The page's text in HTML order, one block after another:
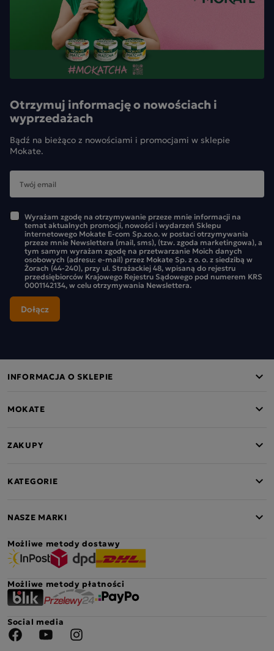
Otrzymuj informację o nowościach i
wyprzedażach
Bądź na bieżąco z nowościami i promocjami w sklepie
Mokate.
Wyrażam zgodę na otrzymywanie przeze mnie informacji na
temat aktualnych promocji, nowości i wydarzeń Sklepu
internetowego Mokate E-com Sp.zo.o. w postaci otrzymywania
przeze mnie Newslettera (mail, sms), (tzw. zgoda marketingowa), a
tym samym wyrażam zgodę na przetwarzanie Moich danych
osobowych (adresu: e-mail) przez Mokate Sp. z o. o. z siedzibą w
Żorach (44-240), przy ul. Strażackiej 48, wpisaną do rejestru
przedsiębiorców Krajowego Rejestru Sądowego pod numerem KRS
0001142134, w celu otrzymywania Newslettera.
INFORMACJA O SKLEPIE
MOKATE
ZAKUPY
KATEGORIE
NASZE MARKI
Możliwe metody dostawy
Możliwe metody płatności
Social media